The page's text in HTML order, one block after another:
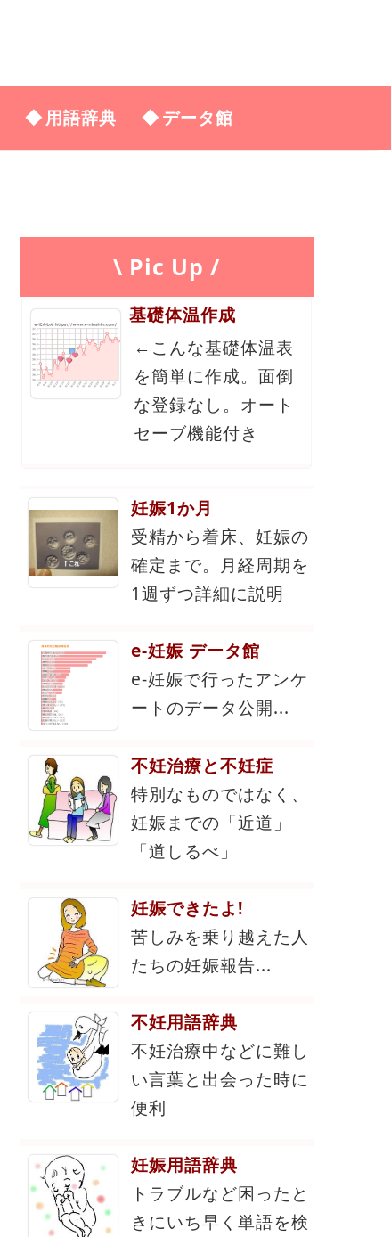
用語辞典 データ館
\ Pic Up /
基礎体温作成
←こんな基礎体温表
を簡単に作成。面倒
な登録なし。オート
セーブ機能付き
妊娠1か月
受精から着床、妊娠の
確定まで。月経周期を
1週ずつ詳細に説明
e-妊娠 データ館
e-妊娠で行ったアンケ
ートのデータ公開...
不妊治療と不妊症
特別なものではなく、
妊娠までの「近道」
「道しるべ」
妊娠できたよ!
苦しみを乗り越えた人
たちの妊娠報告...
不妊用語辞典
不妊治療中などに難し
い言葉と出会った時に
便利
妊娠用語辞典
トラブルなど困ったと
きにいち早く単語を検